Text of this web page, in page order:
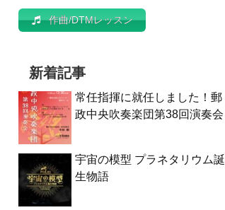
作曲/DTMレッスン
新着記事
常任指揮に就任しました！郵
政中央吹奏楽団第38回演奏会
宇宙の模型 プラネタリウム誕
生物語